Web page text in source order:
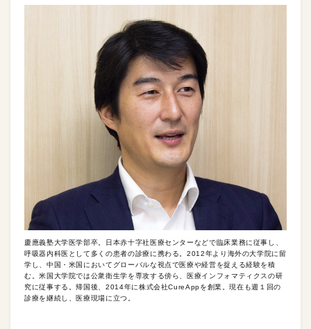
慶應義塾大学医学部卒。日本赤十字社医療センターなどで臨床業務に従事し、
呼吸器内科医として多くの患者の診療に携わる。2012年より海外の大学院に留
学し、中国・米国においてグローバルな視点で医療や経営を捉える経験を積
む。米国大学院では公衆衛生学を専攻する傍ら、医療インフォマティクスの研
究に従事する。帰国後、2014年に株式会社CureAppを創業。現在も週１回の
診療を継続し、医療現場に立つ。